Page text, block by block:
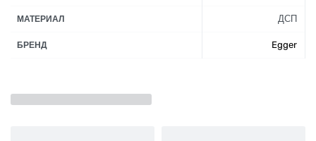
МАТЕРИАЛ ДСП
БРЕНД Egger